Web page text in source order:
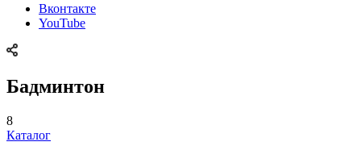
Вконтакте
YouTube
Бадминтон
8
Каталог